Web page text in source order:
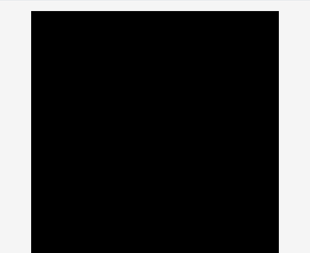
Noticias>Actualidad>Director del Centro de Bibliotecas